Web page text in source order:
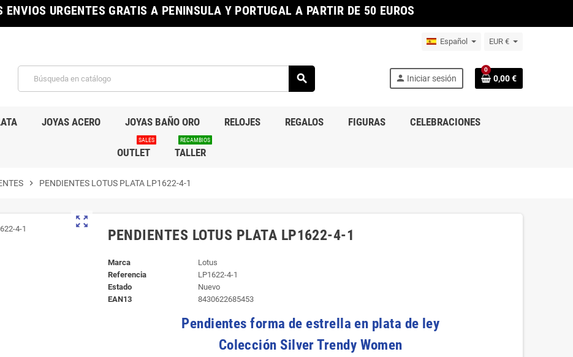
ENVIOS URGENTES GRATIS A PENINSULA Y PORTUGAL A PARTIR DE 50 EUROS
Español EUR €
search person Iniciar sesión
0
0,00 €
JOYAS ACERO JOYAS BAÑO ORO RELOJES REGALOS FIGURAS CELEBRACIONES
OUTLET
SALES
TALLER
RECAMBIOS
chevron_right PENDIENTES LOTUS PLATA LP1622-4-1
zoom_out_map
PENDIENTES LOTUS PLATA LP1622-4-1
Marca
Lotus
Referencia
LP1622-4-1
Estado
Nuevo
EAN13
8430622685453
Pendientes forma de estrella en plata de ley
Colección Silver Trendy Women